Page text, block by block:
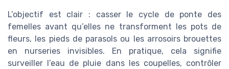
L’objectif est clair : casser le cycle de ponte des
femelles avant qu’elles ne transforment les pots de
fleurs, les pieds de parasols ou les arrosoirs brouettes
en nurseries invisibles. En pratique, cela signifie
surveiller l’eau de pluie dans les coupelles, contrôler